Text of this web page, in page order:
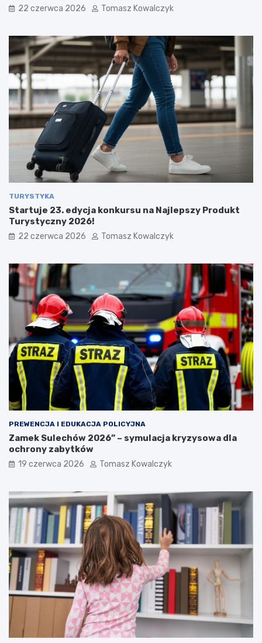
22 czerwca 2026 Tomasz Kowalczyk
TURYSTYKA
Startuje 23. edycja konkursu na Najlepszy Produkt
Turystyczny 2026!
22 czerwca 2026 Tomasz Kowalczyk
PREWENCJA I EDUKACJA POLICYJNA
Zamek Sulechów 2026” – symulacja kryzysowa dla
ochrony zabytków
19 czerwca 2026 Tomasz Kowalczyk